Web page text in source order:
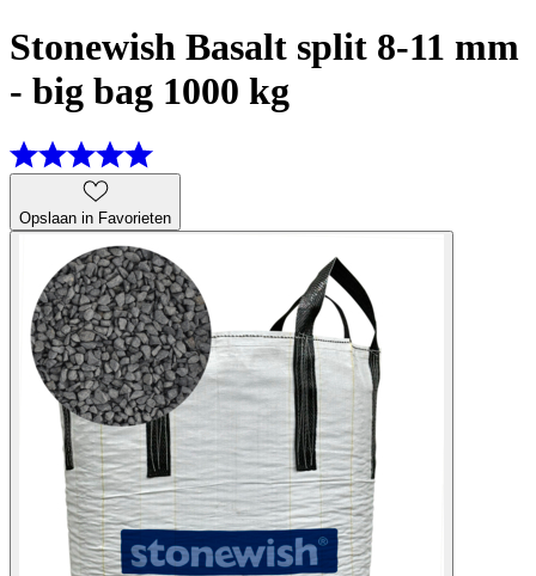
Stonewish Basalt split 8-11 mm
- big bag 1000 kg
Opslaan in Favorieten